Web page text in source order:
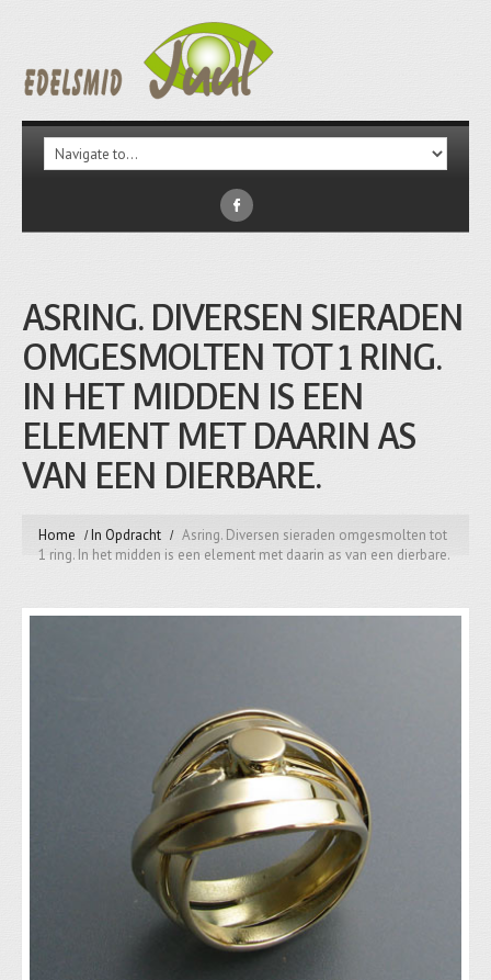
ASRING. DIVERSEN SIERADEN
OMGESMOLTEN TOT 1 RING.
IN HET MIDDEN IS EEN
ELEMENT MET DAARIN AS
VAN EEN DIERBARE.
Home In Opdracht
Asring. Diversen sieraden omgesmolten tot
1 ring. In het midden is een element met daarin as van een dierbare.